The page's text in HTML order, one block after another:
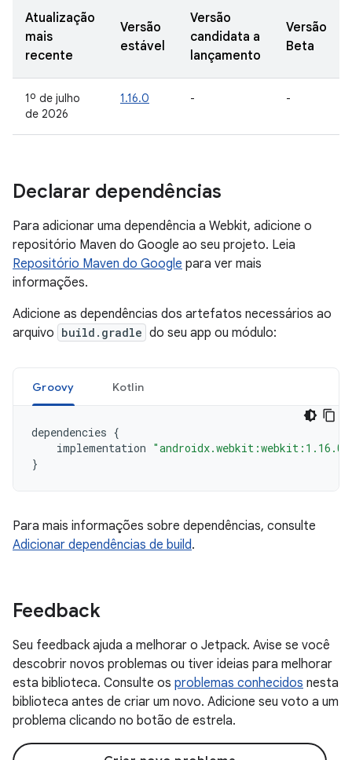
Atualização
mais
recente
Versão
estável
Versão
candidata a
lançamento
Versão
Beta
1º de julho
de 2026
1.16.0 - -
Declarar dependências
Para adicionar uma dependência a Webkit, adicione o
repositório Maven do Google ao seu projeto. Leia
Repositório Maven do Google para ver mais
informações.
Adicione as dependências dos artefatos necessários ao
arquivo build.gradle do seu app ou módulo:
Groovy Kotlin
dependencies {
implementation "androidx.webkit:webkit:1.16.0"
}
Para mais informações sobre dependências, consulte
Adicionar dependências de build.
Feedback
Seu feedback ajuda a melhorar o Jetpack. Avise se você
descobrir novos problemas ou tiver ideias para melhorar
esta biblioteca. Consulte os problemas conhecidos nesta
biblioteca antes de criar um novo. Adicione seu voto a um
problema clicando no botão de estrela.